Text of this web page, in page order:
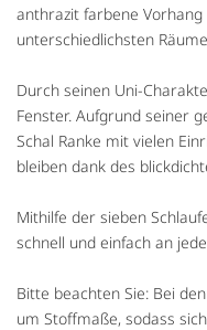
anthrazit farbene
unterschiedlichsten
Durch seinen Uni-
Fenster. Aufgrund seiner
Schal Ranke mit vielen
bleiben dank des
Mithilfe der sieben
schnell und einfach an
Bitte beachten Sie: Bei
um Stoffmaße, sodass